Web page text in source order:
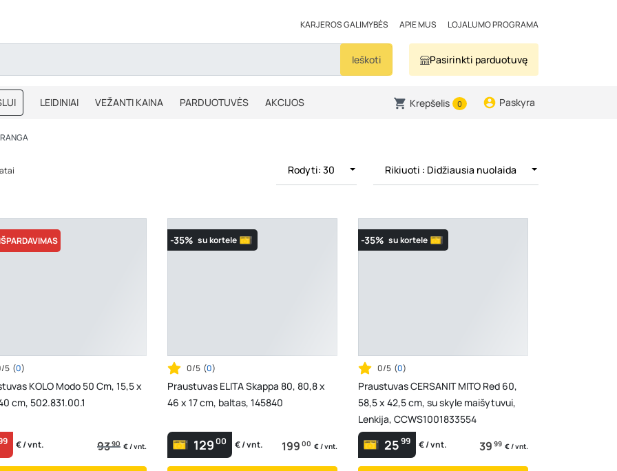
KARJEROS GALIMYBĖS APIE MUS LOJALUMO PROGRAMA
Ieškoti Pasirinkti parduotuvę
LEIDINIAI VEŽANTI KAINA PARDUOTUVĖS AKCIJOS Krepšelis 0 Paskyra
Rodyti: 30 Rikiuoti : Didžiausia nuolaida
5 (0)
KOLO Modo 50 Cm, 15,5 x
cm, 502.831.00.1
€ / vnt. 9390 € / vnt.
-35% su kortele
0/5 (0)
Praustuvas ELITA Skappa 80, 80,8 x
46 x 17 cm, baltas, 145840
12900 € / vnt. 199 00 € / vnt.
-35% su kortele
0/5 (0)
Praustuvas CERSANIT MITO Red 60,
58,5 x 42,5 cm, su skyle maišytuvui,
Lenkija, CCWS1001833554
2599 € / vnt. 39 99 € / vnt.